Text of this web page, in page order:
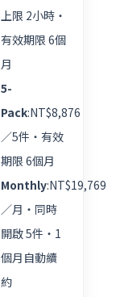
上限 2小時・
有效期限 6個
月
5-
Pack:NT$8,876
／5件・有效
期限 6個月
Monthly:NT$19,769
／月・同時
開啟 5件・1
個月自動續
約